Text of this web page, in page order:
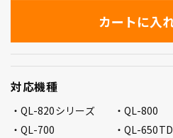
対応機種
QL-820シリーズ QL-800
QL-700
QL-650TD